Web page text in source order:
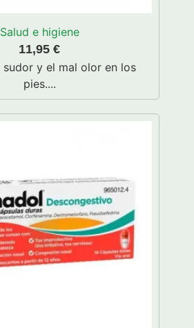
Salud e higiene
11,95 €
sudor y el mal olor en los
pies....